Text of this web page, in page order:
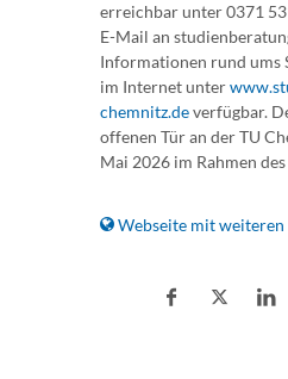
erreichbar unter 0371
E-Mail an
Informationen rund ums
im Internet unter
chemnitz.deverfügbar.
offenen Tür an der TU
Mai 2026 im Rahmen
Webseite mit